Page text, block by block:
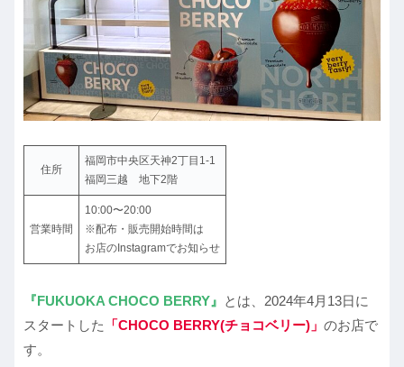
住所
福岡市中央区天神2丁目1-1
福岡三越 地下2階
営業時間
10:00〜20:00
※配布・販売開始時間は
お店のInstagramでお知らせ
『FUKUOKA CHOCO BERRY』 とは、2024年4月13日に
スタートした
「CHOCO BERRY(チョコベリー) 」 のお店で
す。